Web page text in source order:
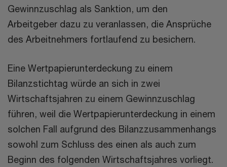
Gewinnzuschlag als Sanktion, um den
Arbeitgeber dazu zu veranlassen, die Ansprüche
des Arbeitnehmers fortlaufend zu besichern.
Eine Wertpapierunterdeckung zu einem
Bilanzstichtag würde an sich in zwei
Wirtschaftsjahren zu einem Gewinnzuschlag
führen, weil die Wertpapierunterdeckung in einem
solchen Fall aufgrund des Bilanzzusammenhangs
sowohl zum Schluss des einen als auch zum
Beginn des folgenden Wirtschaftsjahres vorliegt.